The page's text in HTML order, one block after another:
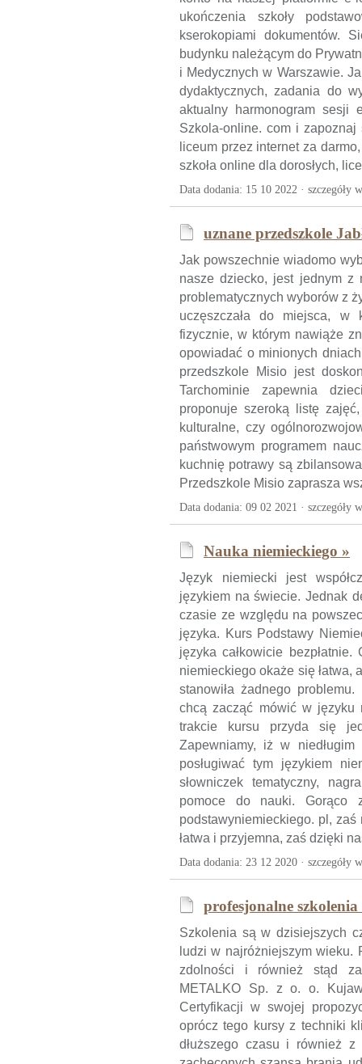
ukończenia szkoły
kserokopiami dokumentów.
budynku należącym do
i Medycznych w Warszawie.
dydaktycznych, zadania do
aktualny harmonogram sesji
Szkola-online. com i zapoznaj
liceum przez internet za
szkoła online dla dorosłych,
Data dodania: 15 10 2022 · szczegóły
uznane przedszkole
Jak powszechnie wiadomo
nasze dziecko, jest jednym z
problematycznych wyborów z
uczęszczała do miejsca,
fizycznie, w którym nawiąże
opowiadać o minionych
przedszkole Misio jest
Tarchominie zapewnia
proponuje szeroką listę
kulturalne, czy
państwowym programem
kuchnię potrawy są
Przedszkole Misio zaprasza
Data dodania: 09 02 2021 · szczegóły
Nauka niemieckiego »
Język niemiecki jest
językiem na świecie. Jednak
czasie ze względu na
języka. Kurs Podstawy
języka całkowicie
niemieckiego okaże się łatwa,
stanowiła żadnego
chcą zacząć mówić w języku
trakcie kursu przyda się
Zapewniamy, iż w
posługiwać tym językiem
słowniczek tematyczny,
pomoce do nauki. Gorąco
podstawyniemieckiego. pl,
łatwa i przyjemna, zaś dzięki
Data dodania: 23 12 2020 · szczegóły
profesjonalne szkolenia
Szkolenia są w dzisiejszych
ludzi w najróżniejszym
zdolności i również stąd
METALKO Sp. z o. o.
Certyfikacji w swojej
oprócz tego kursy z techniki
dłuższego czasu i również z